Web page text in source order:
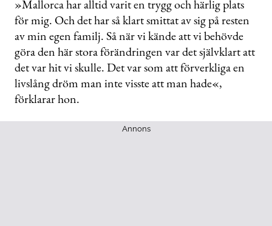
»Mallorca har alltid varit en trygg och härlig plats
för mig. Och det har så klart smittat av sig på resten
av min egen familj. Så när vi kände att vi behövde
göra den här stora förändringen var det självklart att
det var hit vi skulle. Det var som att förverkliga en
livslång dröm man inte visste att man hade«,
förklarar hon.
Annons